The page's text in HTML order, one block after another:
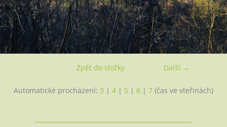
Další →
Zpět do složky
Automatické procházení: 3 | 4 | 5 | 6 | 7 (čas ve vteřinách)